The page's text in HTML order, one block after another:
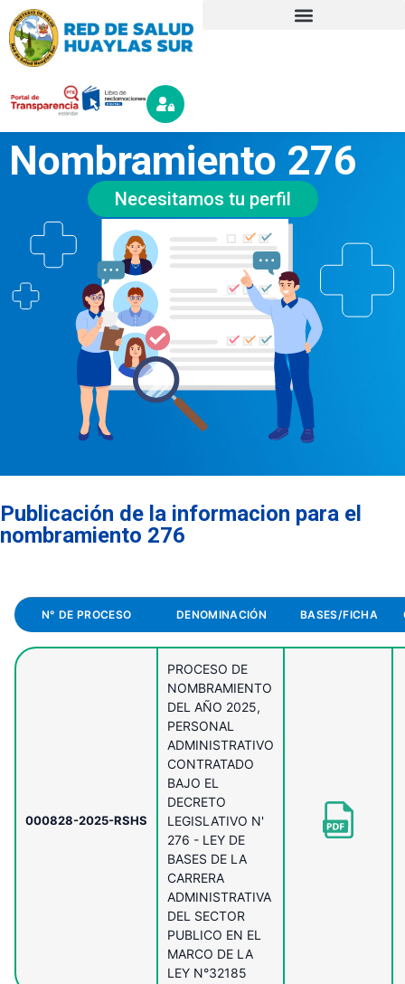
Nombramiento 276
Necesitamos tu perfil
Publicación de la informacion para el
nombramiento 276
N° DE PROCESO DENOMINACIÓN BASES/FICHA
000828-2025-RSHS
PROCESO DE
NOMBRAMIENTO
DEL AÑO 2025,
PERSONAL
ADMINISTRATIVO
CONTRATADO
BAJO EL
DECRETO
LEGISLATIVO N'
276 - LEY DE
BASES DE LA
CARRERA
ADMINISTRATIVA
DEL SECTOR
PUBLICO EN EL
MARCO DE LA
LEY N°32185